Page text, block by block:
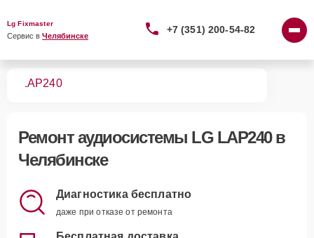
Lg Fixmaster
Сервис в Челябинске
+7 (351) 200-54-82
LAP240
Ремонтаудиосистемы LG LAP240в
Челябинске
Диагностика бесплатно
даже при отказе от ремонта